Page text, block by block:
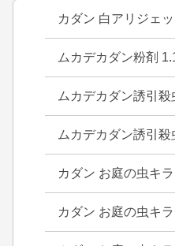
カダン 白アリジェ
ムカデカダン粉剤
ムカデカダン誘引殺
ムカデカダン誘引
カダン お庭の虫キ
カダン お庭の虫キ